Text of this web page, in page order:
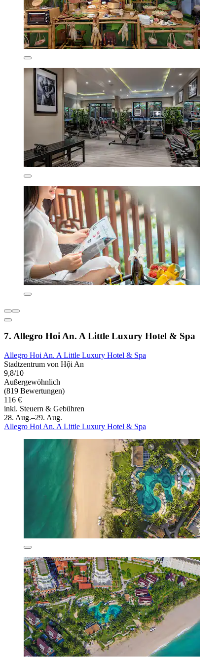
7. Allegro Hoi An. A Little Luxury Hotel & Spa
Allegro Hoi An. A Little Luxury Hotel & Spa
Stadtzentrum von Hội An
9,8/10
Außergewöhnlich
(819 Bewertungen)
116 €
inkl. Steuern & Gebühren
28. Aug.–29. Aug.
Allegro Hoi An. A Little Luxury Hotel & Spa